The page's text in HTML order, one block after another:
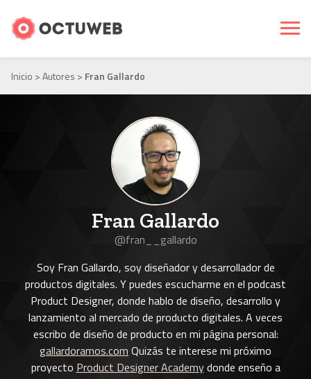
Inicio >Autores > Fran Gallardo
Fran Gallardo
@fran__gallardo
Soy Fran Gallardo, soy diseñador y desarrollador de
productos digitales. Y puedes escucharme en el podcast
Product Designer, donde hablo de diseño, desarrollo y
lanzamiento al mercado de producto digitales. A veces
escribo de diseño de producto en mi página personal:
gallardoramos.com Quizás te interese mi próximo
proyecto Product Designer Academydonde enseño a